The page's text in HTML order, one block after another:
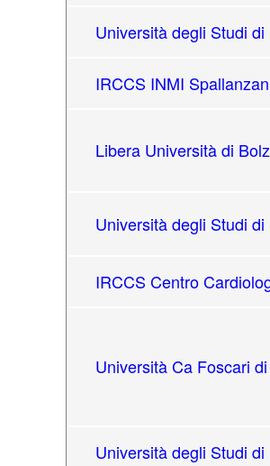
Università degli Studi di
IRCCS INMI
Libera Università di
Università degli Studi di
IRCCS Centro
Università Ca Foscari
Università degli Studi